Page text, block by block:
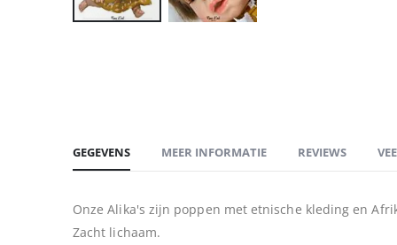
afbeeldingen-
GEGEVENS
Onze Alika's zijn poppen met etnische kleding en
Zacht lichaam.
MEER INFORMATIE REVIEWS